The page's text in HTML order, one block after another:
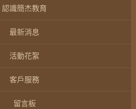
認識簡杰教育
最新消息
活動花絮
客戶服務
留言板